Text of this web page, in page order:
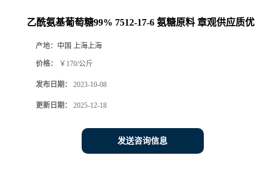
乙酰氨基葡萄糖99% 7512-17-6 氨糖原料 章观供应质优
产地： 中国 上海上海
价格： ￥170/公斤
发布日期： 2023-10-08
更新日期： 2025-12-18
发送咨询信息